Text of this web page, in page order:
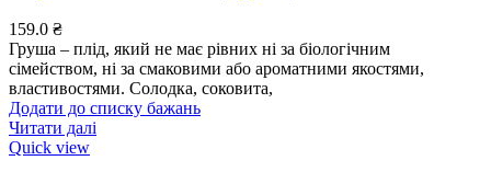
159.0 ₴
Груша – плід, який не має рівних ні за біологічним
сімейством, ні за смаковими або ароматними якостями,
властивостями. Солодка, соковита,
Додати до списку бажань
Читати далі
Quick view